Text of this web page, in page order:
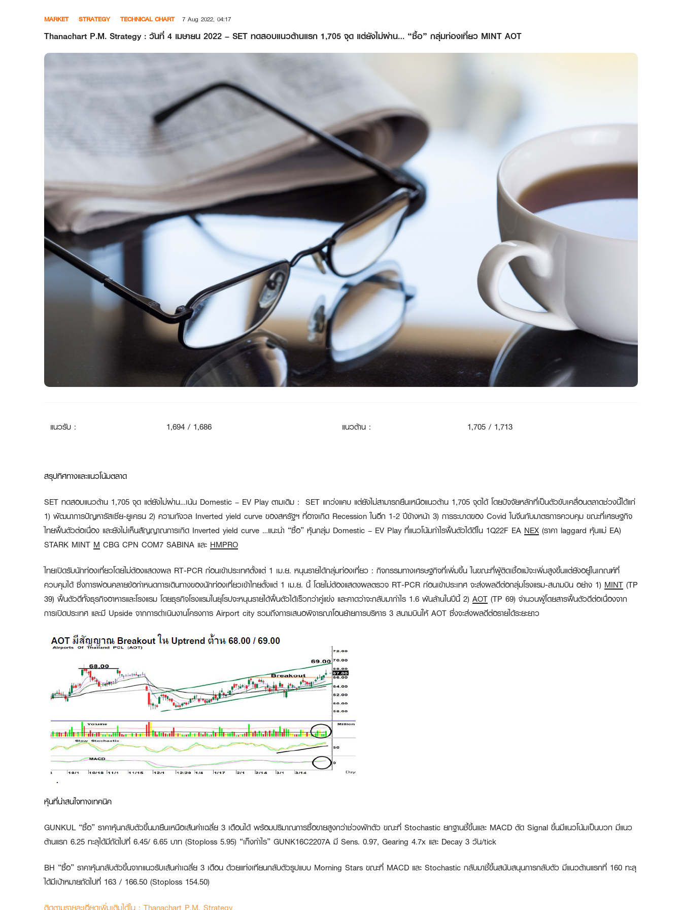
MARKET STRATEGY TECHNICAL CHART 7 Aug 2022, 04:17
Thanachart P.M. Strategy : วันที่ 4 เมษายน 2022 – SET ทดสอบแนวต้านแรก 1,705 จุด แต่ยังไม่ผ่าน… “ซื้อ” กลุ่มท่องเที่ยว MINT AOT
แนวรับ: 1,694 / 1,686 แนวต้าน : 1,705 / 1,713
สรุปทิศทางและแนวโน้มตลาด
SET ทดสอบแนวต้าน 1,705 จุด แต่ยังไม่ผ่าน…เน้น Domestic – EV Play ตามเดิม : SET แกว่งแคบ แต่ยังไม่สามารถยืนเหนือแนวต้าน 1,705 จุดได้ โดยปัจจัยหลักที่เป็นตัวขับเคลื่อนตลาดช่วงนี้ได้แก่
1) พัฒนาการปัญหารัสเซีย-ยูเครน 2) ความกังวล Inverted yield curve ของสหรัฐฯ ที่อาจเกิด Recession ในอีก 1-2 ปีข้างหน้า 3) การระบาดของ Covid ในจีนกับมาตรการควบคุม ขณะที่เศรษฐกิจ
ไทยฟื้นตัวต่อเนื่อง และยังไม่เห็นสัญญาณการเกิด Inverted yield curve …แนะนำ “ซื้อ” หุ้นกลุ่ม Domestic – EV Play ที่แนวโน้มกำไรฟื้นตัวได้ดีใน 1Q22F EA NEX (ราคา laggard หุ้นแม่ EA)
STARK MINT M CBG CPN COM7 SABINA และ HMPRO
ไทยเปิดรับนักท่องเที่ยวโดยไม่ต้องแสดงผล RT-PCR ก่อนเข้าประเทศตั้งแต่ 1 เม.ย. หนุนรายได้กลุ่มท่องเที่ยว : กิจกรรมทางเศรษฐกิจที่เพิ่มขึ้น ในขณะที่ผู้ติดเชื้อแม้จะเพิ่มสูงขึ้นแต่ยังอยู่ในเกณฑ์ที่
ควบคุมได้ ซึ่งการผ่อนคลายข้อกำหนดการเดินทางของนักท่องเที่ยวเข้าไทยตั้งแต่ 1 เม.ย. นี้ โดยไม่ต้องแสดงผลตรวจ RT-PCR ก่อนเข้าประเทศ จะส่งผลดีต่อกลุ่มโรงแรม-สนามบิน อย่าง 1) MINT (TP
39) ฟื้นตัวดีทั้งธุรกิจอาหารและโรงแรม โดยธุรกิจโรงแรมในยุโรปจะหนุนรายได้ฟื้นตัวได้เร็วกว่าคู่แข่ง และคาดว่าจะกลับมากำไร 1.6 พันล้านในปีนี้ 2) AOT (TP 69) จำนวนผู้โดยสารฟื้นตัวดีต่อเนื่องจาก
การเปิดประเทศ และมี Upside จากการดำเนินงานโครงการ Airport city รวมถึงการเสนอพิจารณาโอนย้ายการบริหาร 3 สนามบินให้ AOT ซึ่งจะส่งผลดีต่อรายได้ระยะยาว
หุ้นที่น่าสนใจทางเทคนิค
GUNKUL “ซื้อ” ราคาหุ้นกลับตัวขึ้นมายืนเหนือเส้นค่าเฉลี่ย 3 เดือนได้ พร้อมปริมาณการซื้อขายสูงกว่าช่วงพักตัว ขณะที่ Stochastic ยกฐานชี้ขึ้นและ MACD ตัด Signal ขึ้นมีแนวโน้มเป็นบวก มีแนว
ต้านแรก 6.25 ทะลุได้มีถัดไปที่ 6.45/ 6.65 บาท (Stoploss 5.95) “เก็งกำไร” GUNK16C2207A มี Sens. 0.97, Gearing 4.7x และ Decay 3 วัน/tick
BH “ซื้อ” ราคาหุ้นกลับตัวขึ้นจากแนวรับเส้นค่าเฉลี่ย 3 เดือน ด้วยแท่งเทียนกลับตัวรูปแบบ Morning Stars ขณะที่ MACD และ Stochastic กลับมาชี้ขึ้นสนับสนุนการกลับตัว มีแนวต้านแรกที่ 160 ทะลุ
ได้มีเป้าหมายถัดไปที่ 163 / 166.50 (Stoploss 154.50)